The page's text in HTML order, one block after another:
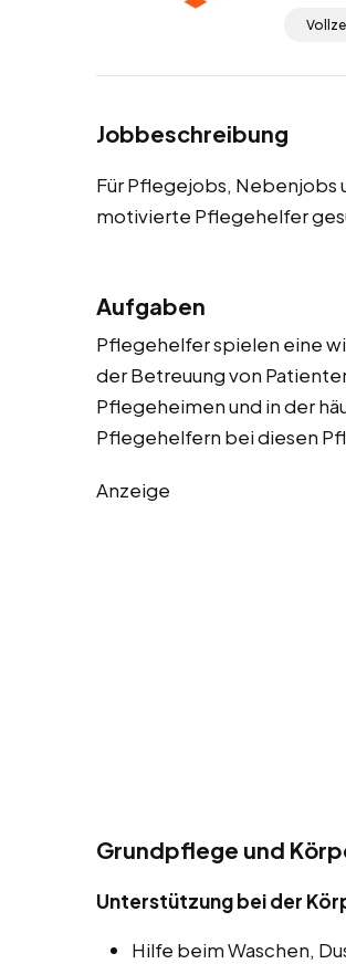
Jobbeschreibung
Für Pflegejobs, Nebenjobs
motivierte Pflegehelfer
Aufgaben
Pflegehelfer spielen eine
der Betreuung von
Pflegeheimen und in der
Pflegehelfern bei diesen
Anzeige
Grundpflege und
Unterstützung bei der
Hilfe beim Waschen,